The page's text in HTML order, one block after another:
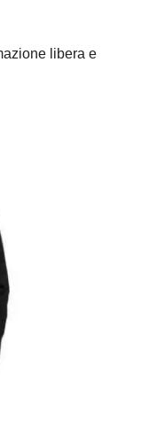
libera e